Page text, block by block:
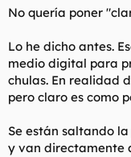
A Indra ahí, no se la
"soluciones propias"
Aéreo y Defensa.
No quería poner
Lo he dicho antes.
medio digital para
chulas. En realidad
pero claro es como
Se están saltando
y van directamente